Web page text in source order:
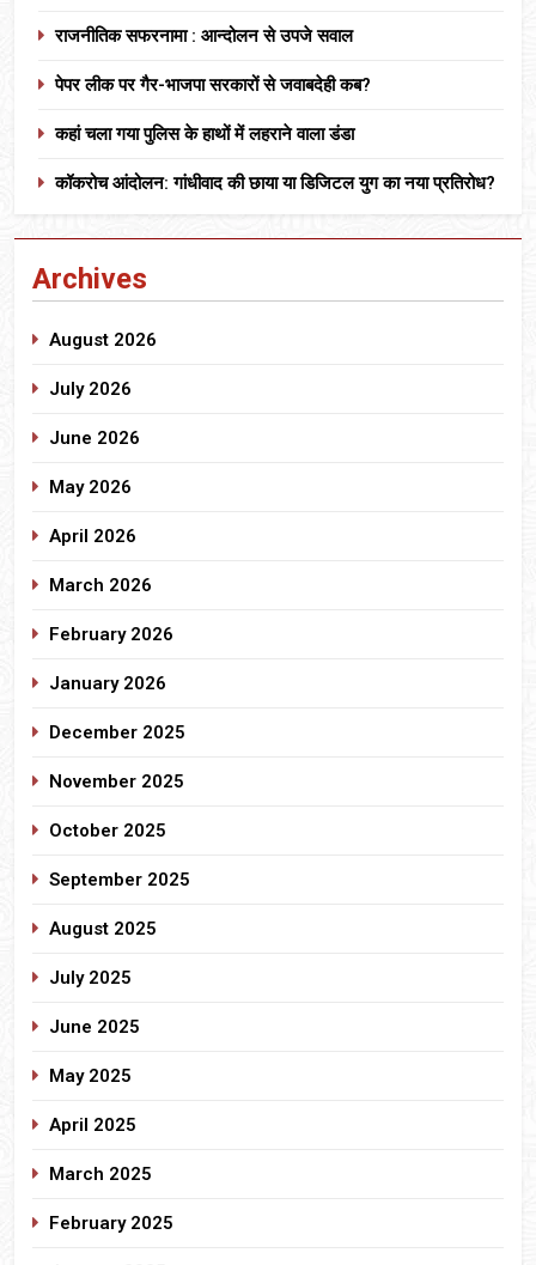
राजनीतिक सफरनामा : आन्दोलन से उपजे सवाल
पेपर लीक पर गैर-भाजपा सरकारों से जवाबदेही कब?
कहां चला गया पुलिस के हाथों में लहराने वाला डंडा
कॉकरोच आंदोलन: गांधीवाद की छाया या डिजिटल युग का नया प्रतिरोध?
Archives
August 2026
July 2026
June 2026
May 2026
April 2026
March 2026
February 2026
January 2026
December 2025
November 2025
October 2025
September 2025
August 2025
July 2025
June 2025
May 2025
April 2025
March 2025
February 2025